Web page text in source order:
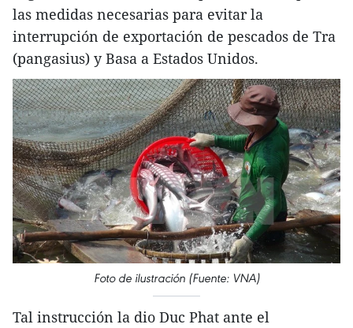
las medidas necesarias para evitar la
interrupción de exportación de pescados de Tra
(pangasius) y Basa a Estados Unidos.
Foto de ilustración (Fuente: VNA)
Tal instrucción la dio Duc Phat ante el